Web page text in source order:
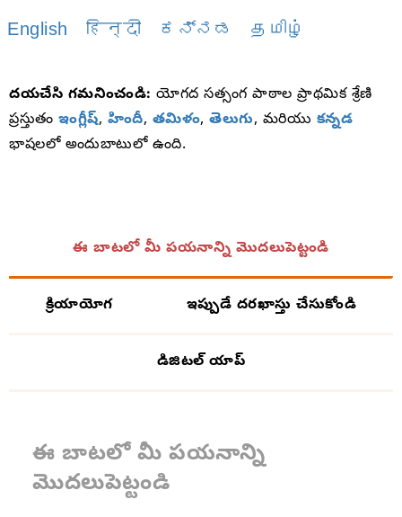
English हिन्दी ಕನ್ನಡ தமிழ்
దయచేసి గమనించండి: యోగద సత్సంగ పాఠాల ప్రాథమిక శ్రేణి
ప్రస్తుతం ఇంగ్లీష్, హిందీ, తమిళం, తెలుగు, మరియు కన్నడ
భాషలలో అందుబాటులో ఉంది.
ఈ బాటలో మీ పయనాన్ని మొదలుపెట్టండి
క్రియాయోగ ఇప్పుడే దరఖాస్తు చేసుకోండి
డిజిటల్ యాప్
ఈ బాటలో మీ పయనాన్ని
మొదలుపెట్టండి